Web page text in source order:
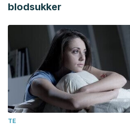
blodsukker
TE